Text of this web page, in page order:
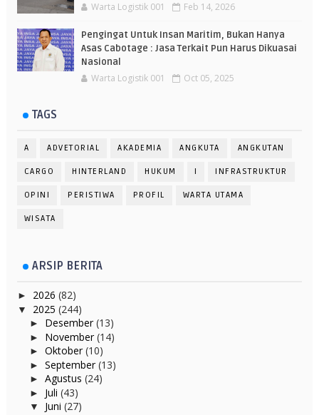
Warta Logistik 001 Feb 14, 2026
Pengingat Untuk Insan Maritim, Bukan Hanya
Asas Cabotage : Jasa Terkait Pun Harus Dikuasai
Nasional
Warta Logistik 001 Oct 05, 2025
TAGS
A ADVETORIAL AKADEMIA ANGKUTA ANGKUTAN
CARGO HINTERLAND HUKUM I INFRASTRUKTUR
OPINI PERISTIWA PROFIL WARTA UTAMA
WISATA
ARSIP BERITA
► 2026 (82)
▼ 2025 (244)
► Desember(13)
► November(14)
► Oktober(10)
► September(13)
► Agustus (24)
► Juli (43)
▼ Juni (27)